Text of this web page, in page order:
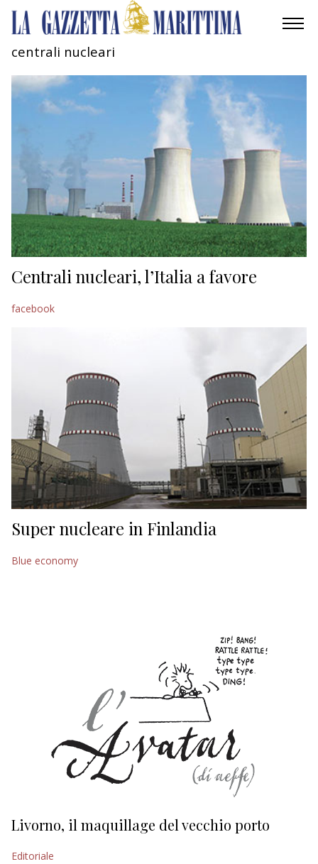
MOBILITÀ
RICERCA
ECONOMIA
TURISMO
CULTURA
NAUTICA
centrali nucleari
Centrali nucleari, l’Italia a favore
facebook
Super nucleare in Finlandia
Blue economy
Livorno, il maquillage del vecchio porto
Editoriale